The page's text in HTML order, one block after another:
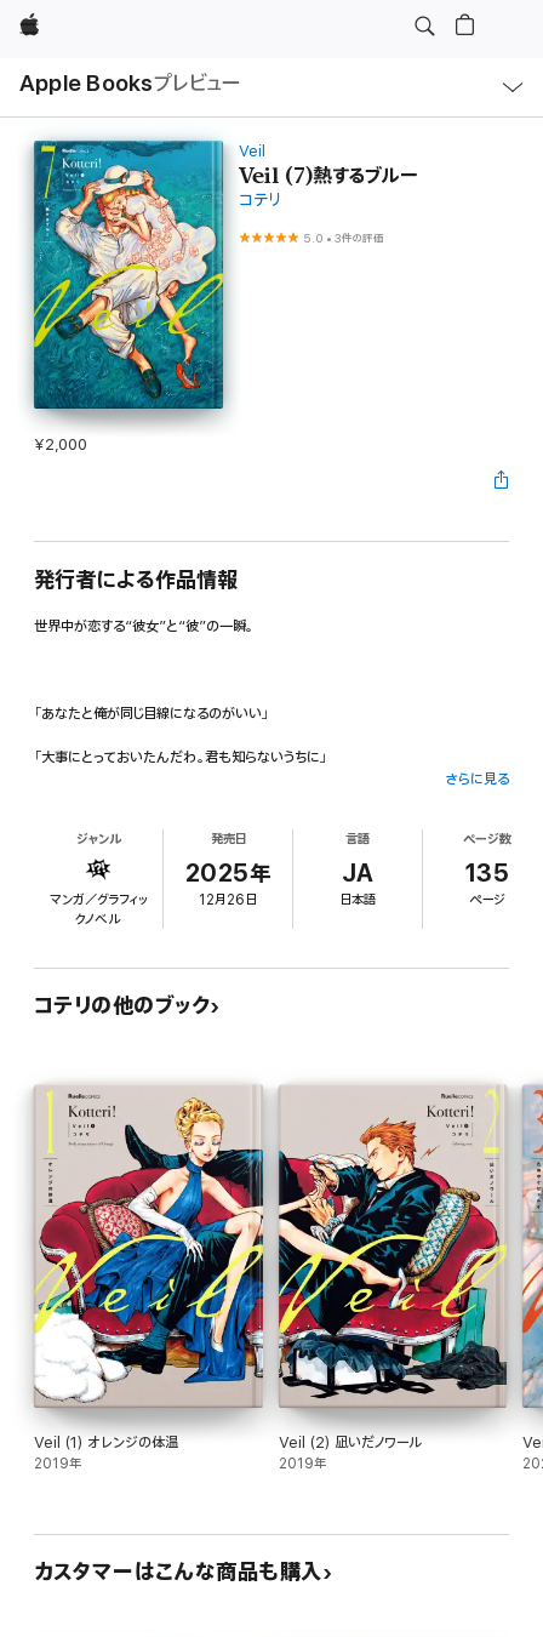
Apple
Apple Booksプレビュー
ル
Veil
Veil (7)熱するブルー
コテリ
5.0 •3件の評価
¥2,000
発行者による作品情報
世界中が恋する“彼女”と“彼”の一瞬。
「あなたと俺が同じ目線になるのがいい」
「大事にとっておいたんだわ。君も知らないうちに」
喧噪の街を離れ、気ままに浮遊する“彼女”と“彼”。
心をそっと揺らすコミック&イラスト集 第7巻!
その人気は日本にとどまらず、欧米やアジアでも高まり
翻訳版も各国で続々刊行され、愛されています。
2023年にはフランス・パリで開催の 第22回 Japan Expo(ジャパンエキスポ)
で最優秀作画賞&最優秀装丁賞をダブル受賞!
A tender moment shared between “Her” and “Him.”
Veil captures fleeting emotions with grace and color-
a story that has charmed readers across the world.
さらに見る
ジャンル
マンガ／グラフィッ
クノベル
発売日
2025年
12月26日
言語
JA
日本語
ページ数
135
ページ
コテリの他のブック
Veil (1) オレンジの体温
2019年
Veil (2) 凪いだノワール
2019年
カスタマーはこんな商品も購入